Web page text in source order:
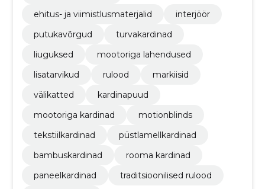
ehitus- ja viimistlusmaterjalid
interjöör
putukavõrgud
turvakardinad
liuguksed
mootoriga lahendused
lisatarvikud
rulood
markiisid
välikatted
kardinapuud
mootoriga kardinad
motionblinds
tekstiilkardinad
püstlamellkardinad
bambuskardinad
rooma kardinad
paneelkardinad
traditsioonilised rulood